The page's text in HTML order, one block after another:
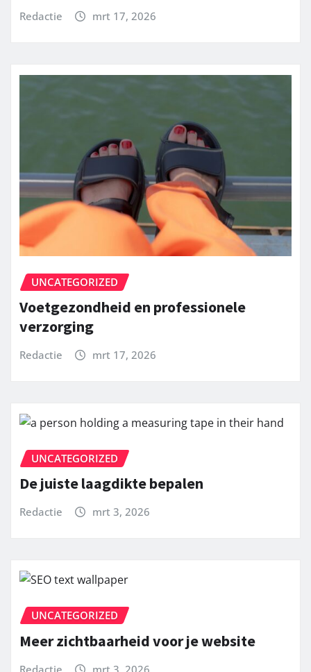
Redactie mrt 17, 2026
UNCATEGORIZED
Voetgezondheid en professionele
verzorging
Redactie mrt 17, 2026
UNCATEGORIZED
De juiste laagdikte bepalen
Redactie mrt 3, 2026
UNCATEGORIZED
Meer zichtbaarheid voor je website
Redactie mrt 3, 2026